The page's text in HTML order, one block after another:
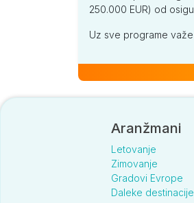
250.000 EUR) od
Uz sve programe važe
Aranžmani
Letovanje
Zimovanje
Gradovi Evrope
Daleke destinacije